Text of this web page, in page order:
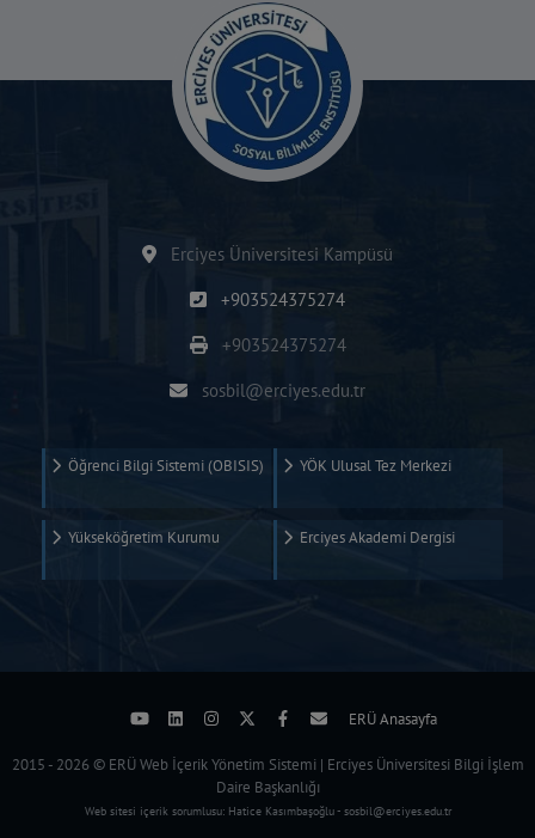
Erciyes Üniversitesi Kampüsü
+903524375274
+903524375274
sosbil@erciyes.edu.tr
Öğrenci Bilgi Sistemi (OBISIS) YÖK Ulusal Tez Merkezi
Yükseköğretim Kurumu Erciyes Akademi Dergisi
ERÜ Anasayfa
2015 - 2026 © ERÜ Web İçerik Yönetim Sistemi | Erciyes Üniversitesi Bilgi İşlem
Daire Başkanlığı
Web sitesi içerik sorumlusu: Hatice Kasımbaşoğlu - sosbil@erciyes.edu.tr